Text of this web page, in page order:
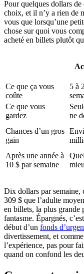
Pour quelques dollars de
choix, et il n’y a rien de
vous que lorsqu’une
chose sur quoi vous
acheté en billets plutôt
Ce que ça vous
coûte
5 à
Ce que vous
gardez
ne
Chances d’un gros
gain
Après une année à
10 $ par semaine
Dix dollars par semaine,
309 $ que l’adulte
en billets, la plus grande
fantasme. Épargnés,
début d’un fonds
divertissement, et
l’expérience, pas pour
quand on confond les